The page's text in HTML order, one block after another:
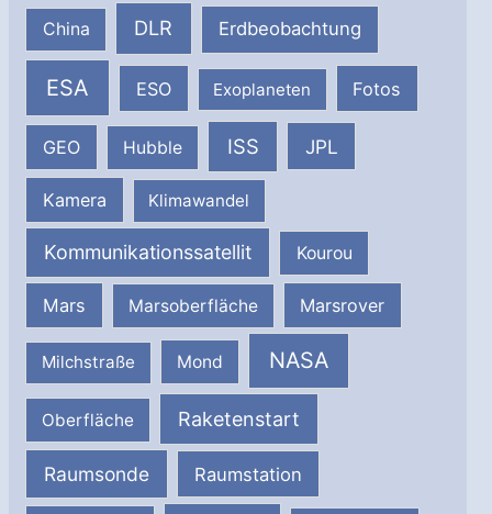
China DLR Erdbeobachtung
ESA ESO Exoplaneten Fotos
GEO Hubble ISS JPL
Kamera Klimawandel
Kommunikationssatellit Kourou
Mars Marsoberfläche Marsrover
Milchstraße Mond NASA
Oberfläche Raketenstart
Raumsonde Raumstation